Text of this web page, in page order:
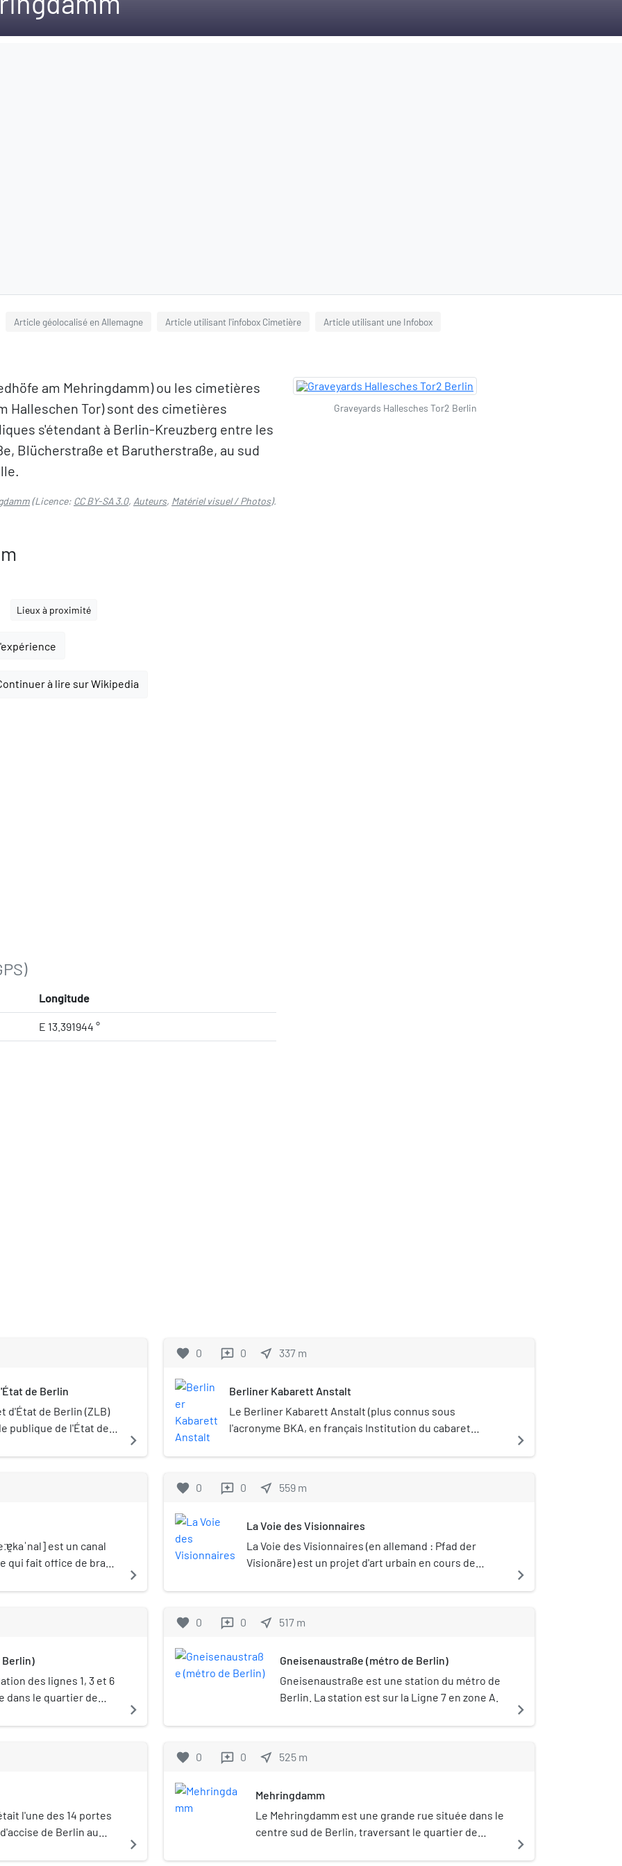
Article géolocalisé en Allemagne Article utilisant l'infobox Cimetière Article utilisant une Infobox
am Mehringdamm) ou les cimetières
Halleschen Tor) sont des cimetières
s'étendant à Berlin-Kreuzberg entre les
Blücherstraße et Barutherstraße, au sud
(Licence: CC BY-SA 3.0, Auteurs, Matériel visuel / Photos).
Lieux à proximité
à lire sur Wikipedia
Longitude
E 13.391944 °
Graveyards Hallesches Tor2 Berlin
de Berlin
d'État de Berlin (ZLB)
publique de l'État de
navigate_next
est un canal
qui fait office de bras
navigate_next
Berlin)
des lignes 1, 3 et 6
dans le quartier de
navigate_next
l'une des 14 portes
de Berlin au
navigate_next
favorite 0 reviews 0 near_me 337 m
Berliner Kabarett Anstalt
Le Berliner Kabarett Anstalt (plus connus sous
l'acronyme BKA, en français Institution du cabaret
l'arrondissement de Friedrichshain-Kreuzberg, au 34 de
navigate_next
favorite 0 reviews 0 near_me 559 m
La Voie des Visionnaires
La Voie des Visionnaires (en allemand : Pfad der
Visionäre) est un projet d'art urbain en cours de
à Berlin, en Allemagne. Ce projet consiste en
sud de la Friedrichstraße. Chacune d'elles est dédiée
une citation d'un penseur de ce pays.
navigate_next
favorite 0 reviews 0 near_me 517 m
Gneisenaustraße (métro de Berlin)
Gneisenaustraße est une station du métro de
Berlin. La station est sur la Ligne 7 en zone A.
navigate_next
favorite 0 reviews 0 near_me 525 m
Mehringdamm
Le Mehringdamm est une grande rue située dans le
centre sud de Berlin, traversant le quartier de
navigate_next